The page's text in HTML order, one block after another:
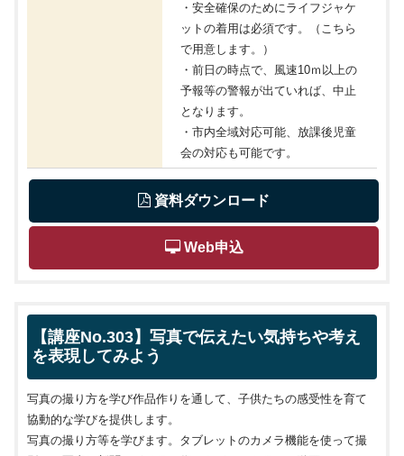
・安全確保のためにライフジャケ
ットの着用は必須です。（こちら
で用意します。）
・前日の時点で、風速10ｍ以上の
予報等の警報が出ていれば、中止
となります。
・市内全域対応可能、放課後児童
会の対応も可能です。
資料ダウンロード
Web申込
【講座No.303】写真で伝えたい気持ちや考え
を表現してみよう
写真の撮り方を学び作品作りを通して、子供たちの感受性を育て
協動的な学びを提供します。
写真の撮り方等を学びます。タブレットのカメラ機能を使って撮